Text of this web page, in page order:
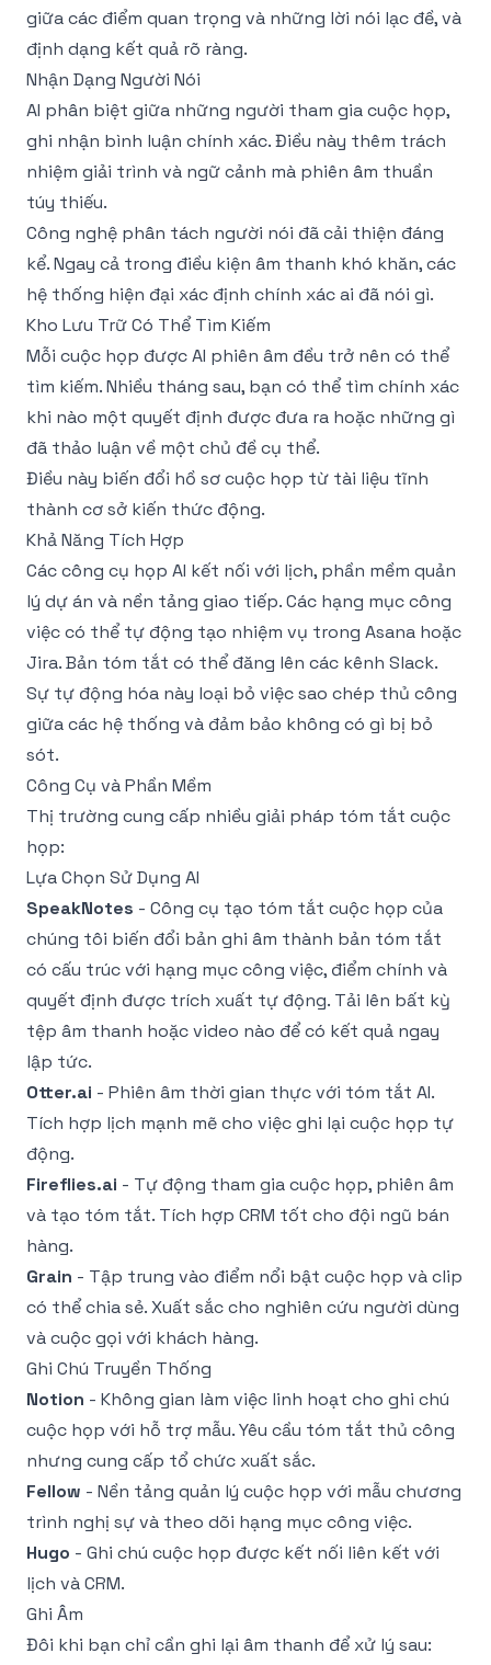
giữa các điểm quan trọng và những lời nói lạc đề, và
định dạng kết quả rõ ràng.
Nhận Dạng Người Nói
AI phân biệt giữa những người tham gia cuộc họp,
ghi nhận bình luận chính xác. Điều này thêm trách
nhiệm giải trình và ngữ cảnh mà phiên âm thuần
túy thiếu.
Công nghệ phân tách người nói đã cải thiện đáng
kể. Ngay cả trong điều kiện âm thanh khó khăn, các
hệ thống hiện đại xác định chính xác ai đã nói gì.
Kho Lưu Trữ Có Thể Tìm Kiếm
Mỗi cuộc họp được AI phiên âm đều trở nên có thể
tìm kiếm. Nhiều tháng sau, bạn có thể tìm chính xác
khi nào một quyết định được đưa ra hoặc những gì
đã thảo luận về một chủ đề cụ thể.
Điều này biến đổi hồ sơ cuộc họp từ tài liệu tĩnh
thành cơ sở kiến thức động.
Khả Năng Tích Hợp
Các công cụ họp AI kết nối với lịch, phần mềm quản
lý dự án và nền tảng giao tiếp. Các hạng mục công
việc có thể tự động tạo nhiệm vụ trong Asana hoặc
Jira. Bản tóm tắt có thể đăng lên các kênh Slack.
Sự tự động hóa này loại bỏ việc sao chép thủ công
giữa các hệ thống và đảm bảo không có gì bị bỏ
sót.
Công Cụ và Phần Mềm
Thị trường cung cấp nhiều giải pháp tóm tắt cuộc
họp:
Lựa Chọn Sử Dụng AI
SpeakNotes - Công cụ tạo tóm tắt cuộc họp của
chúng tôi biến đổi bản ghi âm thành bản tóm tắt
có cấu trúc với hạng mục công việc, điểm chính và
quyết định được trích xuất tự động. Tải lên bất kỳ
tệp âm thanh hoặc video nào để có kết quả ngay
lập tức.
Otter.ai - Phiên âm thời gian thực với tóm tắt AI.
Tích hợp lịch mạnh mẽ cho việc ghi lại cuộc họp tự
động.
Fireflies.ai - Tự động tham gia cuộc họp, phiên âm
và tạo tóm tắt. Tích hợp CRM tốt cho đội ngũ bán
hàng.
Grain - Tập trung vào điểm nổi bật cuộc họp và clip
có thể chia sẻ. Xuất sắc cho nghiên cứu người dùng
và cuộc gọi với khách hàng.
Ghi Chú Truyền Thống
Notion - Không gian làm việc linh hoạt cho ghi chú
cuộc họp với hỗ trợ mẫu. Yêu cầu tóm tắt thủ công
nhưng cung cấp tổ chức xuất sắc.
Fellow - Nền tảng quản lý cuộc họp với mẫu chương
trình nghị sự và theo dõi hạng mục công việc.
Hugo - Ghi chú cuộc họp được kết nối liên kết với
lịch và CRM.
Ghi Âm
Đôi khi bạn chỉ cần ghi lại âm thanh để xử lý sau: